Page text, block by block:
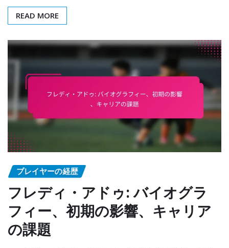
READ MORE
プレイヤーの経歴
フレディ・アドゥ: バイオグラ
フィー、初期の影響、キャリア
の課題